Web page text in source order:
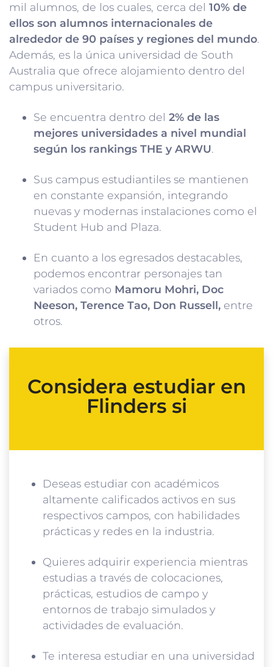
mil alumnos, de los cuales, cerca del 10% de
ellos son alumnos internacionales de
alrededor de 90 países y regiones del mundo.
Además, es la única universidad de South
Australia que ofrece alojamiento dentro del
campus universitario.
Se encuentra dentro del 2% de las
mejores universidades a nivel mundial
según los rankings THE y ARWU.
Sus campus estudiantiles se mantienen
en constante expansión, integrando
nuevas y modernas instalaciones como el
Student Hub and Plaza.
En cuanto a los egresados destacables,
podemos encontrar personajes tan
variados como Mamoru Mohri, Doc
Neeson, Terence Tao, Don Russell, entre
otros.
Considera estudiar en
Flinders si
Deseas estudiar con académicos
altamente calificados activos en sus
respectivos campos, con habilidades
prácticas y redes en la industria.
Quieres adquirir experiencia mientras
estudias a través de colocaciones,
prácticas, estudios de campo y
entornos de trabajo simulados y
actividades de evaluación.
Te interesa estudiar en una universidad